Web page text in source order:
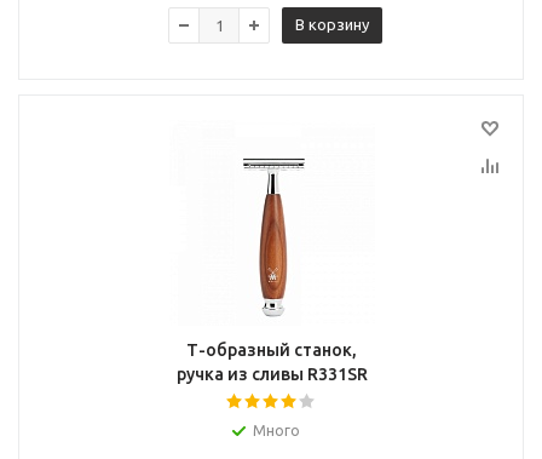
В корзину
Т-образный станок,
ручка из сливы R331SR
Много